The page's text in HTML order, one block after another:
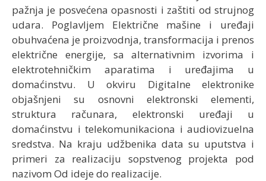
pažnja je posvećena opasnosti i zaštiti od strujnog
udara. Poglavljem Električne mašine i uređaji
obuhvaćena je proizvodnja, transformacija i prenos
električne energije, sa alternativnim izvorima i
elektrotehničkim aparatima i uređajima u
domaćinstvu. U okviru Digitalne elektronike
objašnjeni su osnovni elektronski elementi,
struktura računara, elektronski uređaji u
domaćinstvu i telekomunikaciona i audiovizuelna
sredstva. Na kraju udžbenika data su uputstva i
primeri za realizaciju sopstvenog projekta pod
nazivom Od ideje do realizacije.